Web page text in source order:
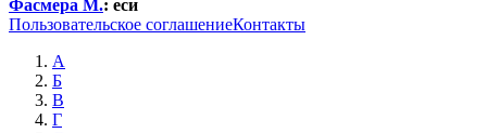
Фасмера М.: еси
Пользовательское соглашениеКонтакты
А
Б
В
Г